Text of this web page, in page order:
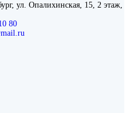
ул. Опалихинская, 15, 2 этаж,
80